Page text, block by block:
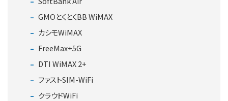
GMOとくとくBB WiMAX
カシモWiMAX
FreeMax+5G
DTI WiMAX 2+
ファストSIM-WiFi
クラウドWiFi